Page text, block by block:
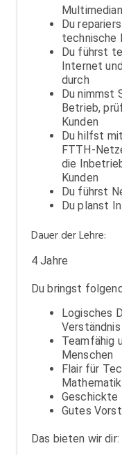
Du
technische
Du führst
Internet
durch
Du nimmst
Betrieb,
Kunden
Du hilfst
FTTH-
die
Kunden
Du führst
Du planst
Dauer der Lehre:
4 Jahre
Du bringst
Logisches
Verständnis
Teamfähig
Menschen
Flair für
Mathematik
Geschickte
Gutes
Das bieten wir dir: